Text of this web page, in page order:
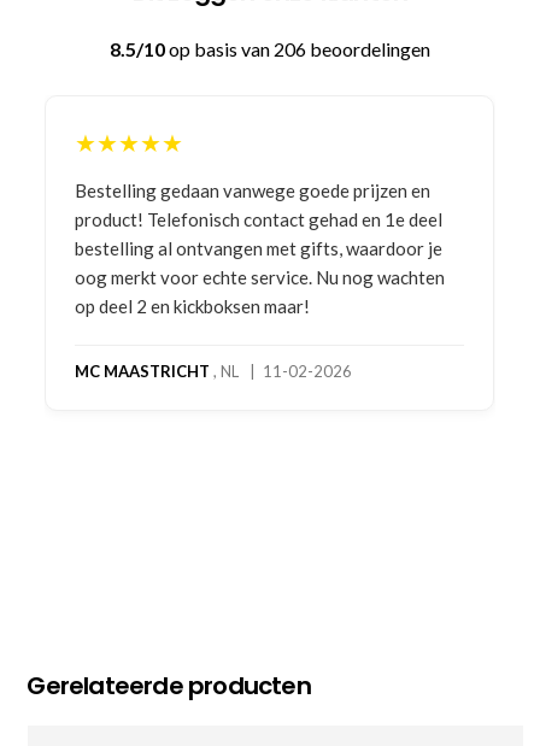
8.5/10op basis van 206 beoordelingen
★★★★★
Bestelling gedaan vanwege goede prijzen en
product! Telefonisch contact gehad en 1e deel
bestelling al ontvangen met gifts, waardoor je
oog merkt voor echte service. Nu nog wachten
op deel 2 en kickboksen maar!
MC MAASTRICHT , NL | 11-02-2026
Gerelateerde producten